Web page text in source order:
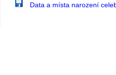
Data a místa narození